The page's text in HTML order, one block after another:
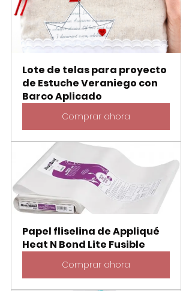
Lote de telas para proyecto
de Estuche Veraniego con
Barco Aplicado
Comprar ahora
Papel fliselina de Appliqué
Heat N Bond Lite Fusible
Comprar ahora